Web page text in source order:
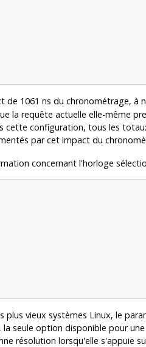
de 1061 ns du chronométrage, à
la requête actuelle elle-même
cette configuration, tous les
par cet impact du
concernant l'horloge
vieux systèmes Linux, le
seule option disponible pour
résolution lorsqu'elle s'appuie